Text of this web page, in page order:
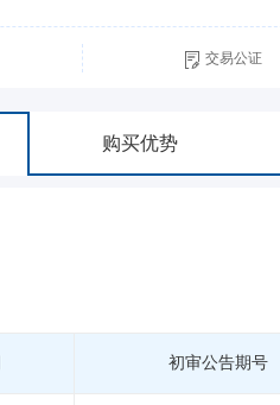
交易公证
购买优势
初审公告期号